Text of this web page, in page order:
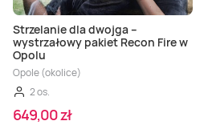
Strzelanie dla dwojga –
wystrzałowy pakiet Recon Fire w
Opolu
Opole (okolice)
2 os.
649,00 zł